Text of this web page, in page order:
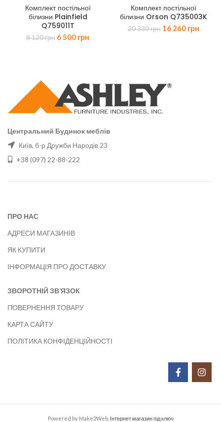
Комплект постільної
білизни Plainfield
Q759011T
8 120грн Оригінальна
6 500 грн
Комплект постільної
білизни Orson Q735003K
20 330грн Оригінальна
16 260 грн
Центральний Будинок меблів
Київ, б-р Дружби Народів 23
+38 (097) 22-88-222
ПРО НАС
АДРЕСИ МАГАЗИНІВ
ЯК КУПИТИ
ІНФОРМАЦІЯ ПРО ДОСТАВКУ
ЗВОРОТНІЙ ЗВ’ЯЗОК
ПОВЕРНЕННЯ ТОВАРУ
КАРТА САЙТУ
ПОЛІТИКА КОНФІДЕНЦІЙНОСТІ
Powered by Make2Web. Інтернет магазин під ключ